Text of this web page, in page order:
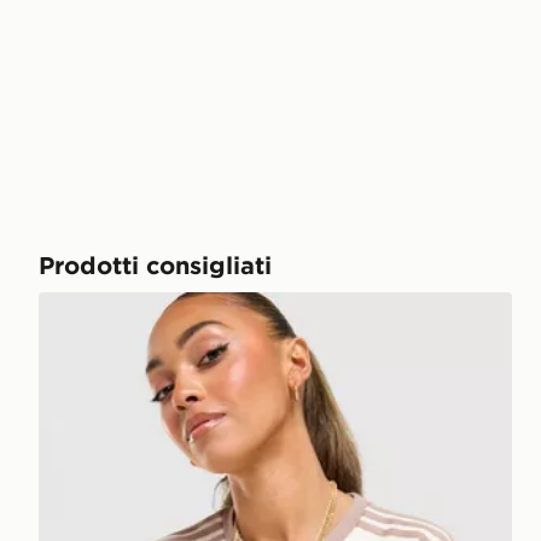
Prodotti consigliati
adidas Originals Maglia Slim Classic